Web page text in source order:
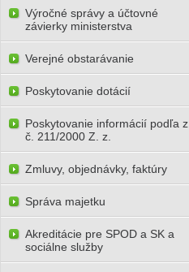
Výročné správy a účtovné
závierky ministerstva
Verejné obstarávanie
Poskytovanie dotácií
Poskytovanie informácií podľa z.
č. 211/2000 Z. z.
Zmluvy, objednávky, faktúry
Správa majetku
Akreditácie pre SPOD a SK a
sociálne služby